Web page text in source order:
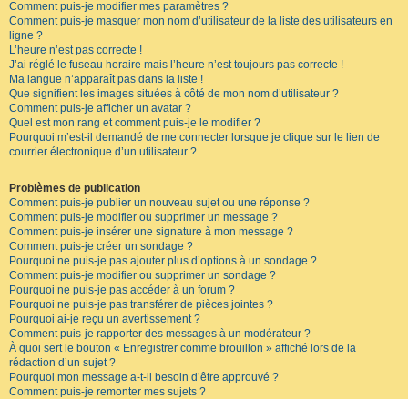
Comment puis-je modifier mes paramètres ?
Comment puis-je masquer mon nom d’utilisateur de la liste des utilisateurs en
ligne ?
L’heure n’est pas correcte !
J’ai réglé le fuseau horaire mais l’heure n’est toujours pas correcte !
Ma langue n’apparaît pas dans la liste !
Que signifient les images situées à côté de mon nom d’utilisateur ?
Comment puis-je afficher un avatar ?
Quel est mon rang et comment puis-je le modifier ?
Pourquoi m’est-il demandé de me connecter lorsque je clique sur le lien de
courrier électronique d’un utilisateur ?
Problèmes de publication
Comment puis-je publier un nouveau sujet ou une réponse ?
Comment puis-je modifier ou supprimer un message ?
Comment puis-je insérer une signature à mon message ?
Comment puis-je créer un sondage ?
Pourquoi ne puis-je pas ajouter plus d’options à un sondage ?
Comment puis-je modifier ou supprimer un sondage ?
Pourquoi ne puis-je pas accéder à un forum ?
Pourquoi ne puis-je pas transférer de pièces jointes ?
Pourquoi ai-je reçu un avertissement ?
Comment puis-je rapporter des messages à un modérateur ?
À quoi sert le bouton « Enregistrer comme brouillon » affiché lors de la
rédaction d’un sujet ?
Pourquoi mon message a-t-il besoin d’être approuvé ?
Comment puis-je remonter mes sujets ?